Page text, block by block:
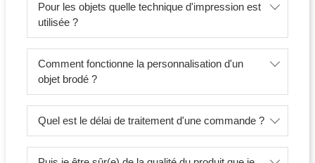
Pour les objets quelle technique d'impression est
utilisée ?
Comment fonctionne la personnalisation d'un
objet brodé ?
Quel est le délai de traitement d'une commande ?